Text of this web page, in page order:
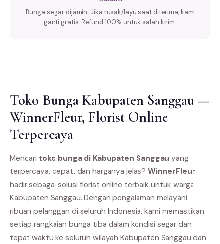
Bunga segar dijamin. Jika rusak/layu saat diterima, kami
ganti gratis. Refund 100% untuk salah kirim.
Toko Bunga Kabupaten Sanggau —
WinnerFleur, Florist Online
Terpercaya
Mencari toko bunga di Kabupaten Sanggau yang
terpercaya, cepat, dan harganya jelas? WinnerFleur
hadir sebagai solusi florist online terbaik untuk warga
Kabupaten Sanggau. Dengan pengalaman melayani
ribuan pelanggan di seluruh Indonesia, kami memastikan
setiap rangkaian bunga tiba dalam kondisi segar dan
tepat waktu ke seluruh wilayah Kabupaten Sanggau dan